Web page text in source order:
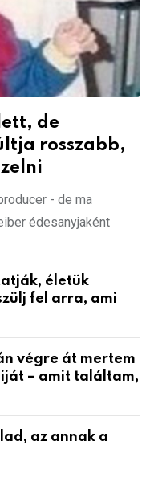
de
rosszabb,
- de ma
édesanyjaként
életük
fel arra, ami
végre át mertem
– amit találtam,
az annak a